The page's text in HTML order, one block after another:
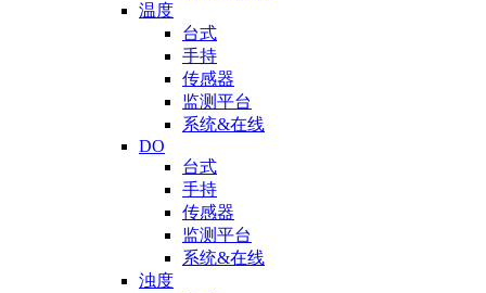
温度
台式
手持
传感器
监测平台
系统&在线
DO
台式
手持
传感器
监测平台
系统&在线
浊度